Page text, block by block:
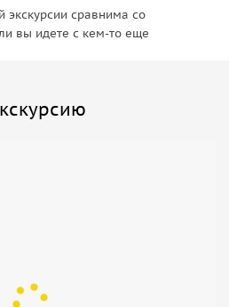
экскурсии сравнима со
вы идете с кем-то еще